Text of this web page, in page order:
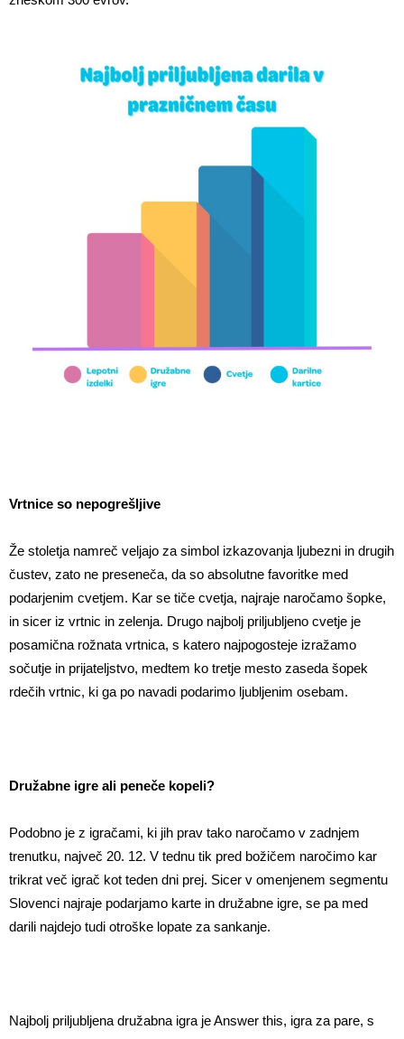
Vrtnice so nepogrešljive
Že stoletja namreč veljajo za simbol izkazovanja ljubezni in drugih
čustev, zato ne preseneča, da so absolutne favoritke med
podarjenim cvetjem. Kar se tiče cvetja, najraje naročamo šopke,
in sicer iz vrtnic in zelenja. Drugo najbolj priljubljeno cvetje je
posamična rožnata vrtnica, s katero najpogosteje izražamo
sočutje in prijateljstvo, medtem ko tretje mesto zaseda šopek
rdečih vrtnic, ki ga po navadi podarimo ljubljenim osebam.
Družabne igre ali peneče kopeli?
Podobno je z igračami, ki jih prav tako naročamo v zadnjem
trenutku, največ 20. 12. V tednu tik pred božičem naročimo kar
trikrat več igrač kot teden dni prej. Sicer v omenjenem segmentu
Slovenci najraje podarjamo karte in družabne igre, se pa med
darili najdejo tudi otroške lopate za sankanje.
Najbolj priljubljena družabna igra je Answer this, igra za pare, s